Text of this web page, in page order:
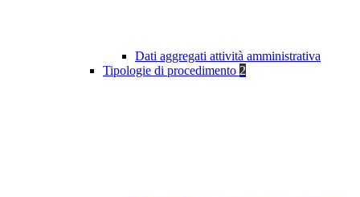
Dati aggregati attività amministrativa
Tipologie di procedimento 2